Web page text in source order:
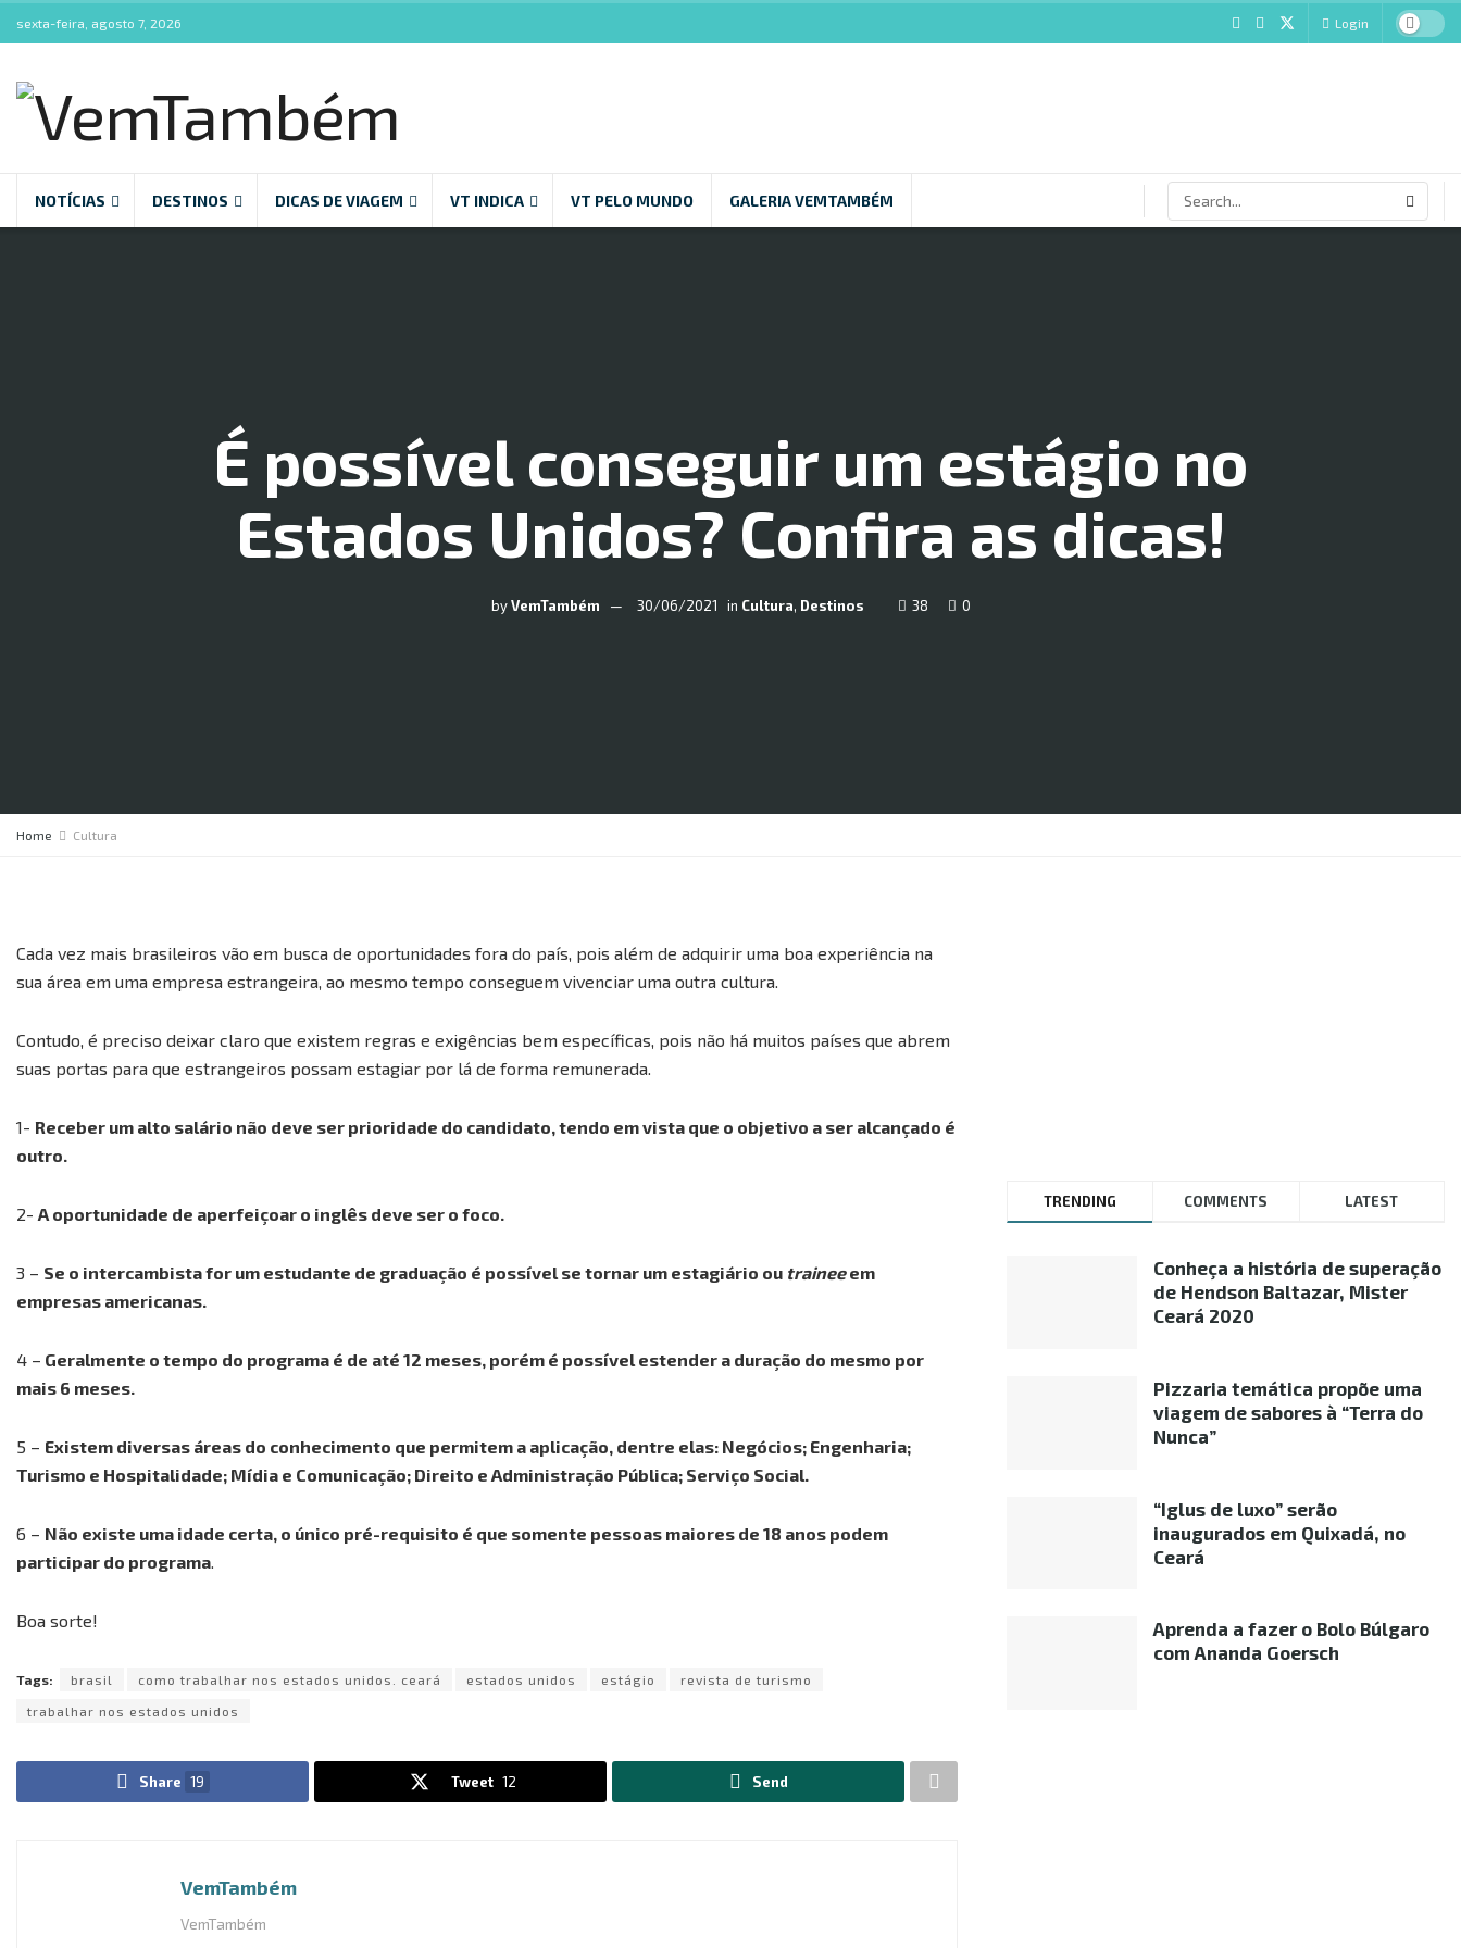
sexta-feira, agosto 7, 2026 Login
NOTÍCIAS DESTINOS DICAS DE VIAGEM VT INDICA VT PELO MUNDO GALERIA VEMTAMBÉM
É possível conseguir um estágio no
Estados Unidos? Confira as dicas!
by VemTambém 30/06/2021 in Cultura, Destinos 38 0
Home Cultura
Cada vez mais brasileiros vão em busca de oportunidades fora do país, pois além de adquirir uma boa experiência na
sua área em uma empresa estrangeira, ao mesmo tempo conseguem vivenciar uma outra cultura.
Contudo, é preciso deixar claro que existem regras e exigências bem específicas, pois não há muitos países que abrem
suas portas para que estrangeiros possam estagiar por lá de forma remunerada.
1- Receber um alto salário não deve ser prioridade do candidato, tendo em vista que o objetivo a ser alcançado é
outro.
2- A oportunidade de aperfeiçoar o inglês deve ser o foco.
3 – Se o intercambista for um estudante de graduação é possível se tornar um estagiário ou traineeem
empresas americanas.
4 – Geralmente o tempo do programa é de até 12 meses, porém é possível estender a duração do mesmo por
mais 6 meses.
5 – Existem diversas áreas do conhecimento que permitem a aplicação, dentre elas: Negócios; Engenharia;
Turismo e Hospitalidade; Mídia e Comunicação; Direito e Administração Pública; Serviço Social.
6 – Não existe uma idade certa, o único pré-requisito é que somente pessoas maiores de 18 anos podem
participar do programa.
Boa sorte!
Tags: brasil como trabalhar nos estados unidos. ceará estados unidos estágio revista de turismo
trabalhar nos estados unidos
Share 19 Tweet 12 Send
VemTambém
VemTambém
TRENDING COMMENTS LATEST
Conheça a história de superação
de Hendson Baltazar, Mister
Ceará 2020
Pizzaria temática propõe uma
viagem de sabores à “Terra do
Nunca”
“Iglus de luxo” serão
inaugurados em Quixadá, no
Ceará
Aprenda a fazer o Bolo Búlgaro
com Ananda Goersch